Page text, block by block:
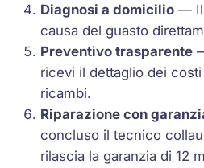
Diagnosi a domicilio — Il
causa del guasto
Preventivo trasparente
ricevi il dettaglio dei
ricambi.
Riparazione con
concluso il tecnico
rilascia la garanzia di 12